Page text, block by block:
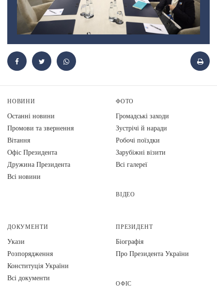
НОВИНИ
Останні новини
Промови та звернення
Вiтання
Офіс Президента
Дружина Президента
Всі новини
ФОТО
Громадські заходи
Зустрічі й наради
Робочі поїздки
Зарубіжні візити
Всі галереї
ВІДЕО
ДОКУМЕНТИ
Укази
Розпорядження
Конституція України
Всі документи
ПРЕЗИДЕНТ
Біографія
Про Президента України
ОФІС